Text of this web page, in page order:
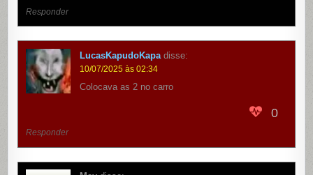
Responder
LucasKapudoKapa disse:
10/07/2025 às 02:34
Colocava as 2 no carro
0
Responder